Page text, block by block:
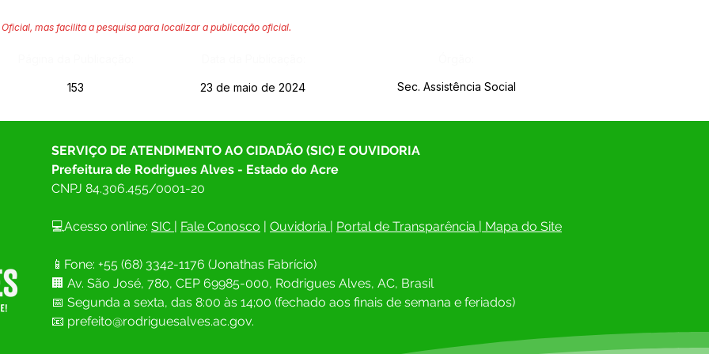
mas facilita a pesquisa para localizar a publicação oficial.
153 23 de maio de 2024 Sec. Assistência Social
SERVIÇO DE ATENDIMENTO AO CIDADÃO (SIC) E OUVIDORIA
Prefeitura de Rodrigues Alves - Estado do Acre
CNPJ 84.306.455/0001-20
💻Acesso online: SIC | Fale Conosco | Ouvidoria | Portal de Transparência | Mapa do Site
📱Fone: +55 (68) 3342-1176 (Jonathas Fabrício)
🏢 Av. São José, 780, CEP 69985-000, Rodrigues Alves, AC, Brasil
📅 Segunda a sexta, das 8:00 às 14;00 (fechado aos finais de semana e feriados)
📧 prefeito@rodriguesalves.ac.gov.